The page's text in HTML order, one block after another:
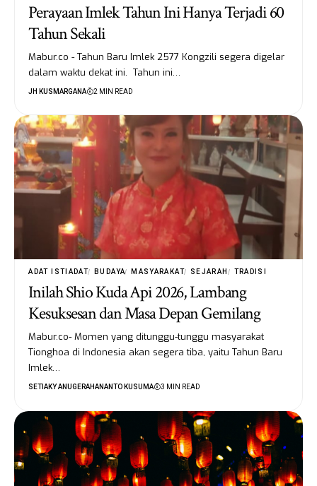
Perayaan Imlek Tahun Ini Hanya Terjadi 60
Tahun Sekali
Mabur.co - Tahun Baru Imlek 2577 Kongzili segera digelar
dalam waktu dekat ini. Tahun ini…
JH KUSMARGANA 2 MIN READ
ADAT ISTIADAT BUDAYA MASYARAKAT SEJARAH TRADISI
Inilah Shio Kuda Api 2026, Lambang
Kesuksesan dan Masa Depan Gemilang
Mabur.co- Momen yang ditunggu-tunggu masyarakat
Tionghoa di Indonesia akan segera tiba, yaitu Tahun Baru
Imlek…
SETIAKY ANUGERAHANANTO KUSUMA 3 MIN READ